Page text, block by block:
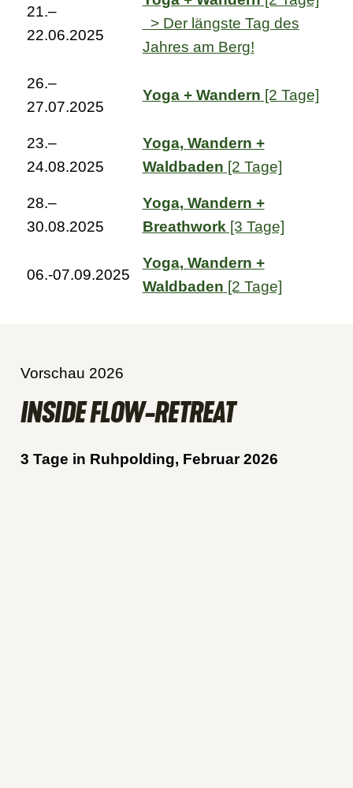
21.–
22.06.2025
> Der längste Tag des
Jahres am Berg!
26.–
27.07.2025
Yoga + Wandern [2 Tage]
23.–
24.08.2025
Yoga, Wandern +
Waldbaden [2 Tage]
28.–
30.08.2025
Yoga, Wandern +
Breathwork [3 Tage]
06.-07.09.2025
Yoga, Wandern +
Waldbaden [2 Tage]
Vorschau 2026
INSIDE FLOW-RETREAT
3 Tage in Ruhpolding, Februar 2026